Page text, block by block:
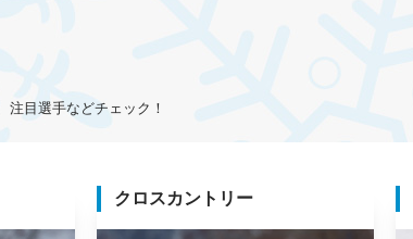
注目選手などチェック！
クロスカントリー